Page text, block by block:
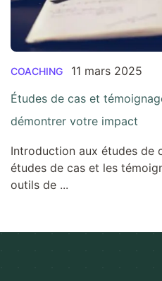
COACHING
11 mars 2025
Études de cas et
démontrer votre impact
Introduction aux études de
études de cas et les
outils de ...